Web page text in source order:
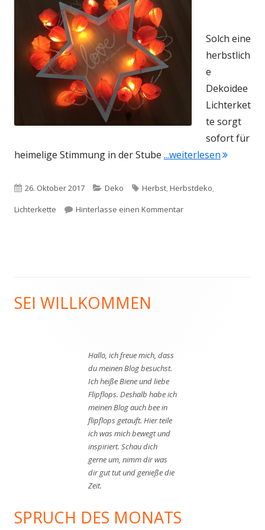
Solch eine
herbstlich
e
Dekoidee
Lichterket
te sorgt
sofort für
heimelige Stimmung in der Stube ...weiterlesen
Veröffentlicht
am
26. Oktober 2017 Kategorien
Deko Schlagwörter
Herbst,Herbstdeko,
Lichterkette
Hinterlasse einen Kommentarzu Herbstliche
Haupt-
SEI WILLKOMMEN
Hallo, ich freue mich, dass
du meinen Blog besuchst.
Ich heiße Biene und liebe
Flipflops. Deshalb habe ich
meinen Blog auch bee in
flipflops getauft. Hier teile
ich was mich bewegt und
inspiriert. Schau dich
gerne um, nimm dir was
dir gut tut und genieße die
Zeit.
SPRUCH DES MONATS